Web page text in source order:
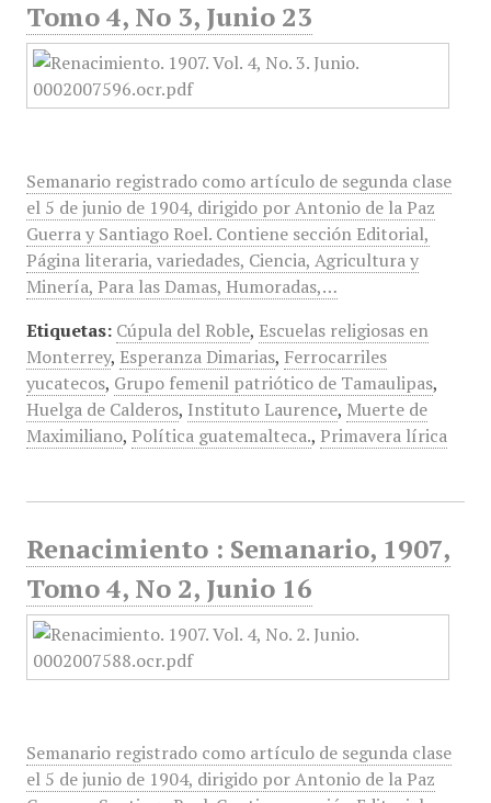
Tomo 4, No 3, Junio 23
Semanario registrado como artículo de segunda clase
el 5 de junio de 1904, dirigido por Antonio de la Paz
Guerra y Santiago Roel. Contiene sección Editorial,
Página literaria, variedades, Ciencia, Agricultura y
Minería, Para las Damas, Humoradas,…
Etiquetas: Cúpula del Roble, Escuelas religiosas en
Monterrey, Esperanza Dimarias, Ferrocarriles
yucatecos, Grupo femenil patriótico de Tamaulipas,
Huelga de Calderos, Instituto Laurence, Muerte de
Maximiliano, Política guatemalteca., Primavera lírica
Renacimiento : Semanario, 1907,
Tomo 4, No 2, Junio 16
Semanario registrado como artículo de segunda clase
el 5 de junio de 1904, dirigido por Antonio de la Paz